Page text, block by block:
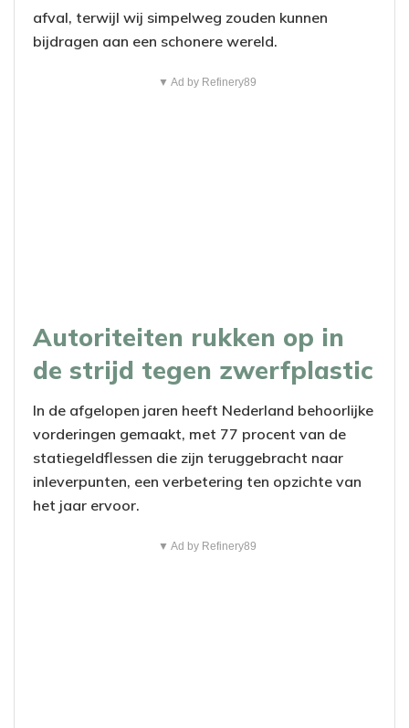
afval, terwijl wij simpelweg zouden kunnen
bijdragen aan een schonere wereld.
▼ Ad by Refinery89
Autoriteiten rukken op in
de strijd tegen zwerfplastic
In de afgelopen jaren heeft Nederland behoorlijke
vorderingen gemaakt, met 77 procent van de
statiegeldflessen die zijn teruggebracht naar
inleverpunten, een verbetering ten opzichte van
het jaar ervoor.
▼ Ad by Refinery89